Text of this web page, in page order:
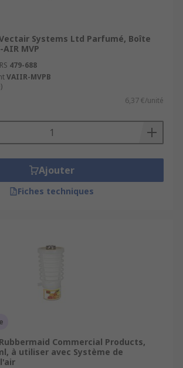
Systems Ltd Parfumé, Boîte
MVP
479-688
VAIIR-MVPB
6,37 €/unité
Ajouter
Fiches techniques
Commercial Products,
à utiliser avec Système de